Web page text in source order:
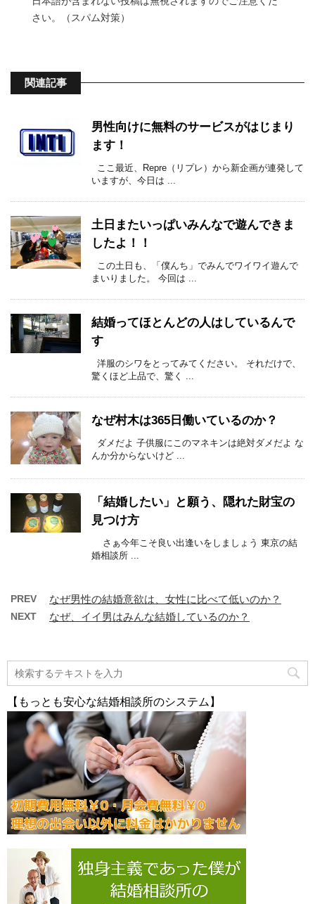
さい。（スパム対策）
関連記事
男性向けに無料のサービスがはじまり
ます！
ここ最近、Repre（リプレ）から新企画が連発して
いますが、今日は ...
土日またいっぱいみんなで遊んできま
したよ！！
この土日も、「僕んち」でみんでワイワイ遊んで
まいりました。 今回は ...
結婚ってほとんどの人はしているんで
す
洋服のシワをとってみてください。 それだけで、
驚くほど上品で、驚く ...
なぜ村木は365日働いているのか？
ダメだよ 子供服にこのマネキンは絶対ダメだよ な
んか分からないけど ...
「結婚したい」と願う、隠れた財宝の
見つけ方
さぁ今年こそ良い出逢いをしましょう 東京の結
婚相談所 ...
PREV なぜ男性の結婚意欲は、女性に比べて低いのか？
NEXT なぜ、イイ男はみんな結婚しているのか？
【もっとも安心な結婚相談所のシステム】